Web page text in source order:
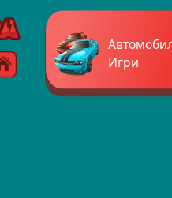
Игри